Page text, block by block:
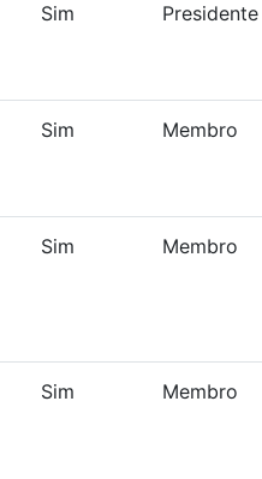
Sim Presidente
Sim Membro
Sim Membro
Sim Membro